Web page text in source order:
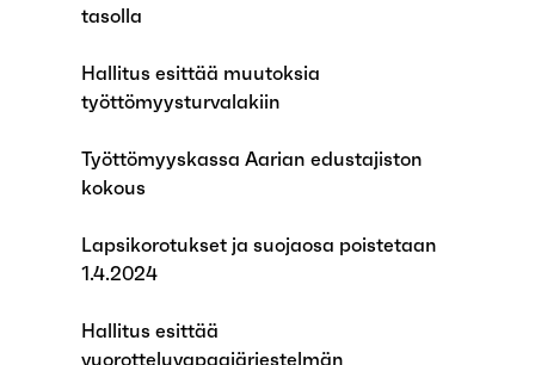
tasolla
Hallitus esittää muutoksia
työttömyysturvalakiin
Työttömyyskassa Aarian edustajiston
kokous
Lapsikorotukset ja suojaosa poistetaan
1.4.2024
Hallitus esittää
vuorotteluvapaajärjestelmän